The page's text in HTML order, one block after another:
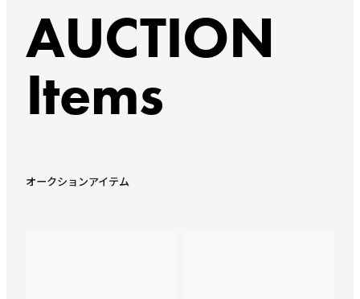
AUCTION
Items
オークションアイテム